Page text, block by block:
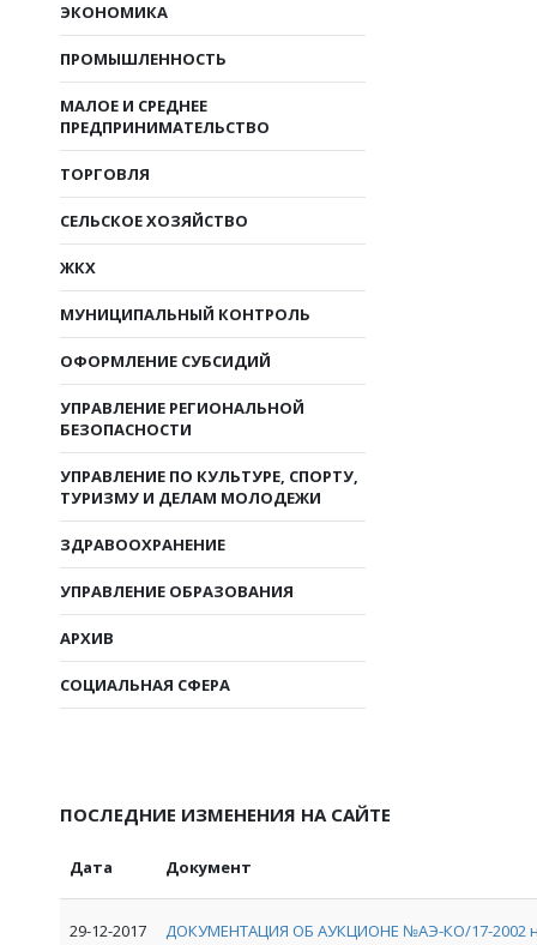
ЭКОНОМИКА
ПРОМЫШЛЕННОСТЬ
МАЛОЕ И СРЕДНЕЕ
ПРЕДПРИНИМАТЕЛЬСТВО
ТОРГОВЛЯ
СЕЛЬСКОЕ ХОЗЯЙСТВО
ЖКХ
МУНИЦИПАЛЬНЫЙ КОНТРОЛЬ
ОФОРМЛЕНИЕ СУБСИДИЙ
УПРАВЛЕНИЕ РЕГИОНАЛЬНОЙ
БЕЗОПАСНОСТИ
УПРАВЛЕНИЕ ПО КУЛЬТУРЕ, СПОРТУ,
ТУРИЗМУ И ДЕЛАМ МОЛОДЕЖИ
ЗДРАВООХРАНЕНИЕ
УПРАВЛЕНИЕ ОБРАЗОВАНИЯ
АРХИВ
СОЦИАЛЬНАЯ СФЕРА
ПОСЛЕДНИЕ ИЗМЕНЕНИЯ НА САЙТЕ
Дата Документ
29-12-2017
ДОКУМЕНТАЦИЯ ОБ АУКЦИОНЕ №АЭ-КО/17-2002